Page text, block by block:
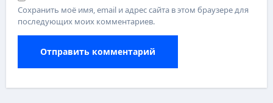
Сохранить моё имя, email и адрес сайта в этом браузере для
последующих моих комментариев.